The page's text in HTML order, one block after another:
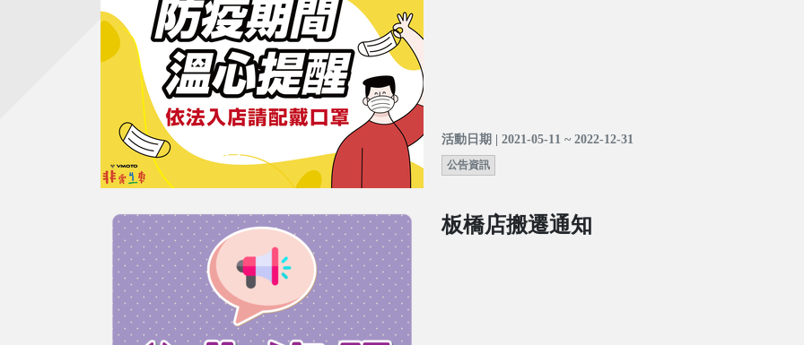
活動日期 | 2021-05-11 ~ 2022-12-31
公告資訊
板橋店搬遷通知